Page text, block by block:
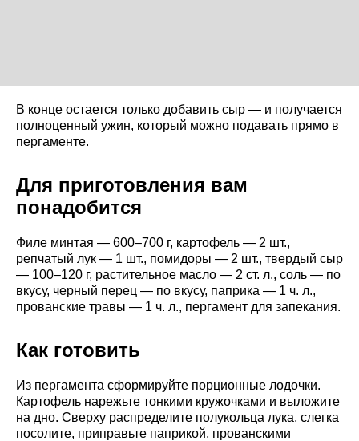
В конце остается только добавить сыр — и получается
полноценный ужин, который можно подавать прямо в
пергаменте.
Для приготовления вам
понадобится
Филе минтая — 600–700 г, картофель — 2 шт.,
репчатый лук — 1 шт., помидоры — 2 шт., твердый сыр
— 100–120 г, растительное масло — 2 ст. л., соль — по
вкусу, черный перец — по вкусу, паприка — 1 ч. л.,
прованские травы — 1 ч. л., пергамент для запекания.
Как готовить
Из пергамента сформируйте порционные лодочки.
Картофель нарежьте тонкими кружочками и выложите
на дно. Сверху распределите полукольца лука, слегка
посолите, приправьте паприкой, прованскими